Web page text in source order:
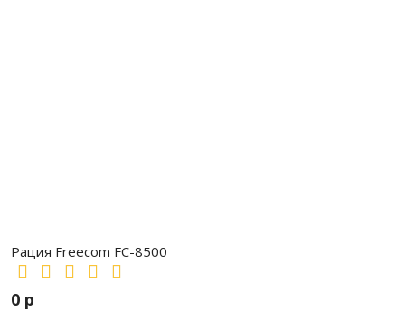
Рация Freecom FC-8500
0 р